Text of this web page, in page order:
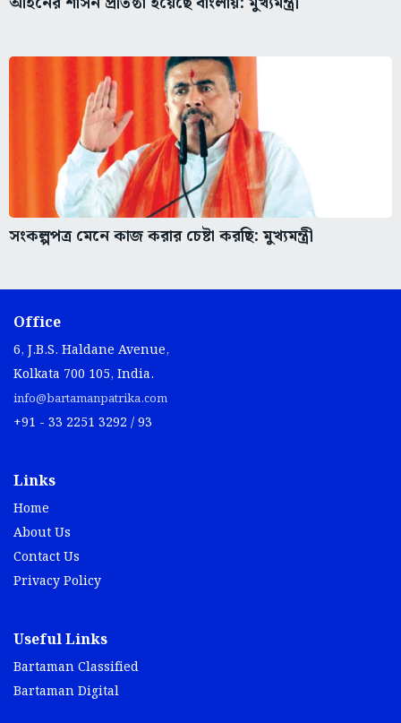
সংকল্পপত্র মেনে কাজ করার চেষ্টা করছি: মুখ্যমন্ত্রী
Office
6, J.B.S. Haldane Avenue,
Kolkata 700 105, India.
info@bartamanpatrika.com
+91 - 33 2251 3292 / 93
Links
Home
About Us
Contact Us
Privacy Policy
Useful Links
Bartaman Classified
Bartaman Digital